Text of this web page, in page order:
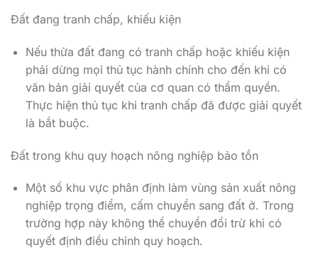
Đất đang tranh chấp, khiếu kiện
Nếu thửa đất đang có tranh chấp hoặc khiếu kiện
phải dừng mọi thủ tục hành chính cho đến khi có
văn bản giải quyết của cơ quan có thẩm quyền.
Thực hiện thủ tục khi tranh chấp đã được giải quyết
là bắt buộc.
Đất trong khu quy hoạch nông nghiệp bảo tồn
Một số khu vực phân định làm vùng sản xuất nông
nghiệp trọng điểm, cấm chuyển sang đất ở. Trong
trường hợp này không thể chuyển đổi trừ khi có
quyết định điều chỉnh quy hoạch.